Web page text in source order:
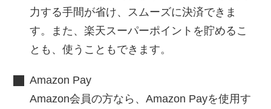
力する手間が省け、スムーズに決済できま
す。また、楽天スーパーポイントを貯めるこ
とも、使うこともできます。
Amazon Pay
Amazon会員の方なら、Amazon Payを使用す